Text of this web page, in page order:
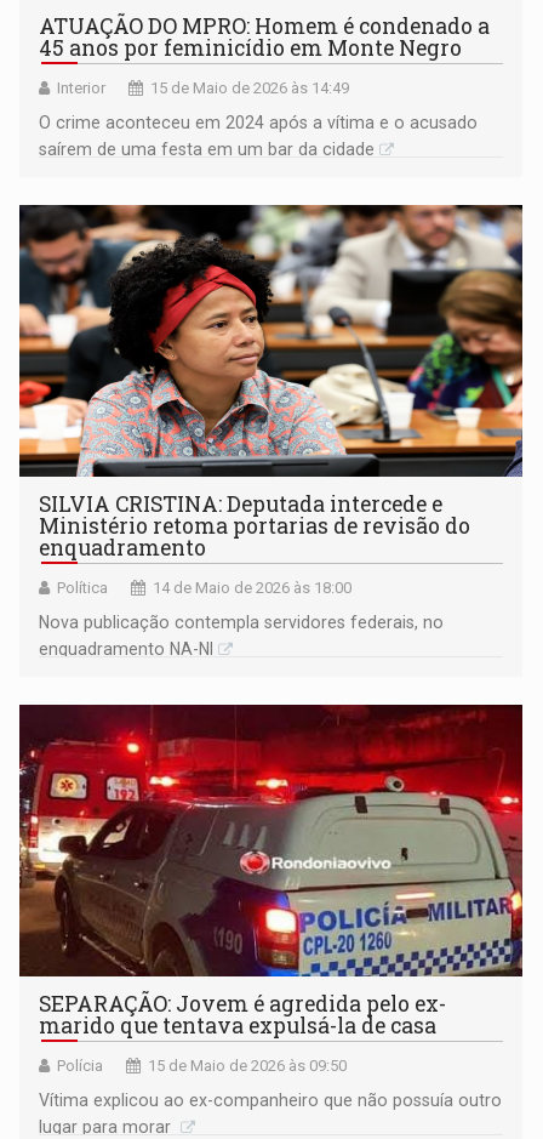
ATUAÇÃO DO MPRO: Homem é condenado a
45 anos por feminicídio em Monte Negro
Interior 15 de Maio de 2026 às 14:49
O crime aconteceu em 2024 após a vítima e o acusado
saírem de uma festa em um bar da cidade
SILVIA CRISTINA: Deputada intercede e
Ministério retoma portarias de revisão do
enquadramento
Política 14 de Maio de 2026 às 18:00
Nova publicação contempla servidores federais, no
enquadramento NA-NI
SEPARAÇÃO: Jovem é agredida pelo ex-
marido que tentava expulsá-la de casa
Polícia 15 de Maio de 2026 às 09:50
Vítima explicou ao ex-companheiro que não possuía outro
lugar para morar